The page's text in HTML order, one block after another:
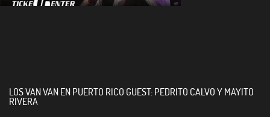
LOS VAN VAN EN PUERTO RICO GUEST: PEDRITO CALVO Y MAYITO
RIVERA